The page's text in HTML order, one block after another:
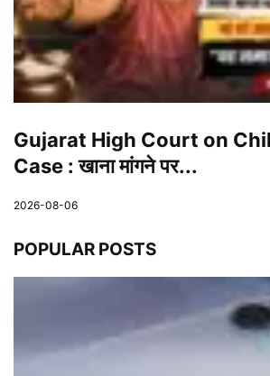
Gujarat High Court on
Case : खाना मांगने पर...
2026-08-06
POPULAR POSTS